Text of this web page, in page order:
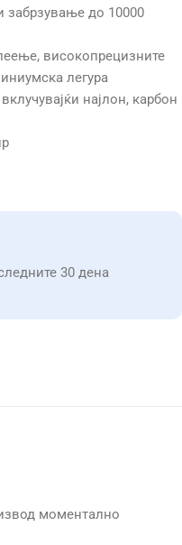
забрзување до 10000
високопрецизните
легура
најлон, карбон
30 дена
моментално